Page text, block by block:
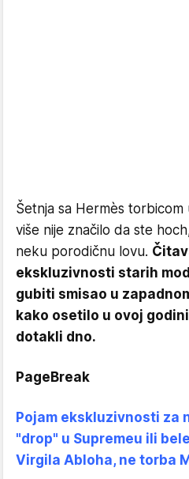
Šetnja sa Hermès
više nije značilo da ste
neku porodičnu lovu.
ekskluzivnosti starih
gubiti smisao u
kako osetilo u ovoj
dotakli dno.
PageBreak
Pojam ekskluzivnosti za
"drop" u Supremeu ili
Virgila Abloha, ne torba